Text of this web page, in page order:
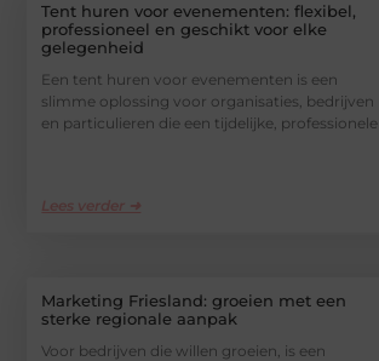
Tent huren voor evenementen: flexibel,
professioneel en geschikt voor elke
gelegenheid
Een tent huren voor evenementen is een
slimme oplossing voor organisaties, bedrijven
en particulieren die een tijdelijke, professionele
Lees verder ➜
Marketing Friesland: groeien met een
sterke regionale aanpak
Voor bedrijven die willen groeien, is een